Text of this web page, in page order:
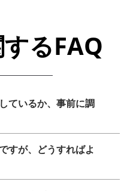
るFAQ
ているか、事前に調
すが、どうすればよ